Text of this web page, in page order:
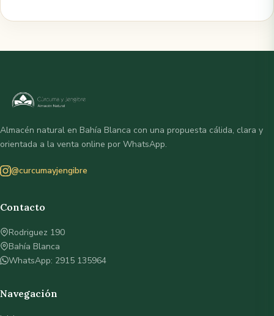
Almacén natural en Bahía Blanca con una propuesta cálida, clara y
orientada a la venta online por WhatsApp.
@curcumayjengibre
Contacto
Rodriguez 190
Bahía Blanca
WhatsApp: 2915 135964
Navegación